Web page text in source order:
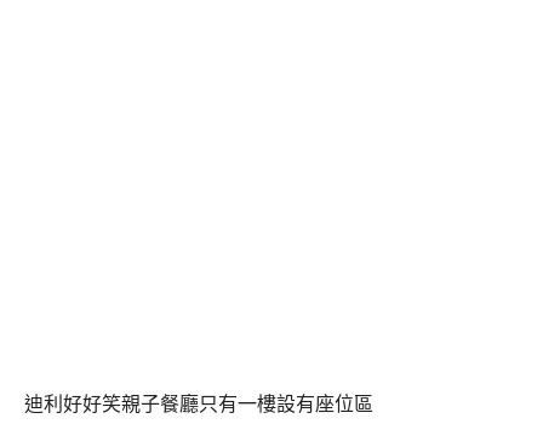
迪利好好笑親子餐廳只有一樓設有座位區